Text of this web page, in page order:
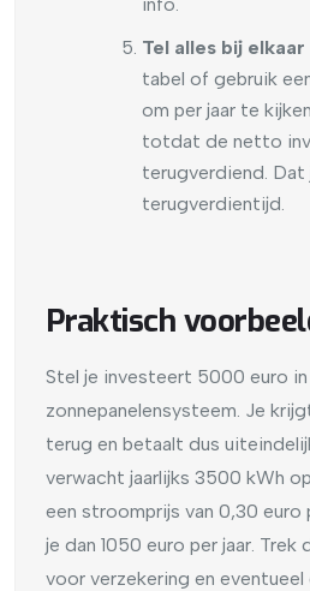
Tel alles bij elkaar
tabel of gebruik
om per jaar te
totdat de netto
terugverdiend. Dat
terugverdientijd.
Praktisch
Stel je investeert 5000 euro in
zonnepanelensysteem. Je
terug en betaalt dus
verwacht jaarlijks 3500 kWh
een stroomprijs van 0,30 euro
je dan 1050 euro per jaar. Trek
voor verzekering en eventueel